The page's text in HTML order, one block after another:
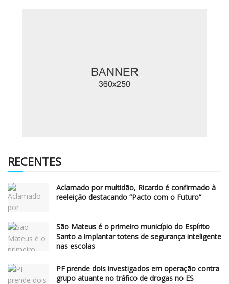
RECENTES
Aclamado por multidão, Ricardo é confirmado à
reeleição destacando “Pacto com o Futuro”
São Mateus é o primeiro município do Espírito
Santo a implantar totens de segurança inteligente
nas escolas
PF prende dois investigados em operação contra
grupo atuante no tráfico de drogas no ES